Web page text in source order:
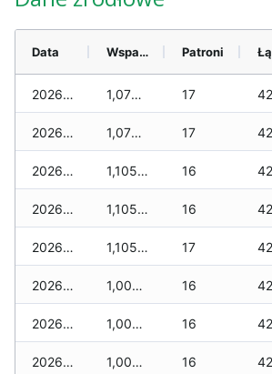
Data Wsparcie Patroni
2026-08-09 1,070 zł 17
2026-08-08 1,070 zł 17
2026-08-07 1,105 zł 16
2026-08-06 1,105 zł 16
2026-08-05 1,105 zł 17
2026-08-04 1,005 zł 16
2026-08-03 1,005 zł 16
2026-08-02 1,005 zł 16